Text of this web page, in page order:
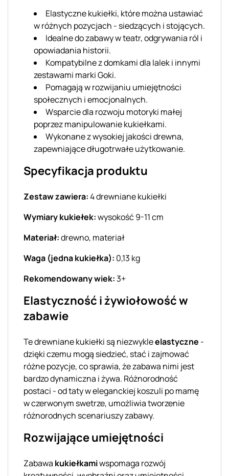
Elastyczne kukiełki, które można ustawiać
w różnych pozycjach - siedzących i stojących.
Idealne do zabawy w teatr, odgrywania ról i
opowiadania historii.
Kompatybilne z domkami dla lalek i innymi
zestawami marki Goki.
Pomagają w rozwijaniu umiejętności
społecznych i emocjonalnych.
Wsparcie dla rozwoju motoryki małej
poprzez manipulowanie kukiełkami.
Wykonane z wysokiej jakości drewna,
zapewniające długotrwałe użytkowanie.
Specyfikacja produktu
Zestaw zawiera:4 drewniane kukiełki
Wymiary kukiełek:wysokość 9-11 cm
Materiał:drewno, materiał
Waga (jedna kukiełka): 0,13 kg
Rekomendowany wiek:3+
Elastyczność i żywiołowość w
zabawie
Te drewniane kukiełki są niezwykleelastyczne -
dzięki czemu mogą siedzieć, stać i zajmować
różne pozycje, co sprawia, że zabawa nimi jest
bardzo dynamiczna i żywa. Różnorodność
postaci - od taty w eleganckiej koszuli po mamę
w czerwonym swetrze, umożliwia tworzenie
różnorodnych scenariuszy zabawy.
Rozwijające umiejętności
Zabawa kukiełkamiwspomaga rozwój